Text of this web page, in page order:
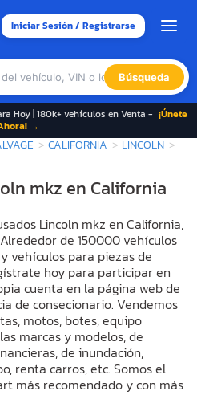
Iniciar Sesión / Registrarse
Búsqueda
Hoy | 180k+ vehículos en Venta - ¡Únete
→
CALIFORNIA
LINCOLN
mkz en California
Lincoln mkz en California,
de 150000 vehículos
vehículos para piezas de
hoy para participar en
cuenta en la página web de
de consecionario. Vendemos
motos, botes, equipo
marcas y modelos, de
de inundación,
renta carros, etc. Somos el
más recomendado y con más